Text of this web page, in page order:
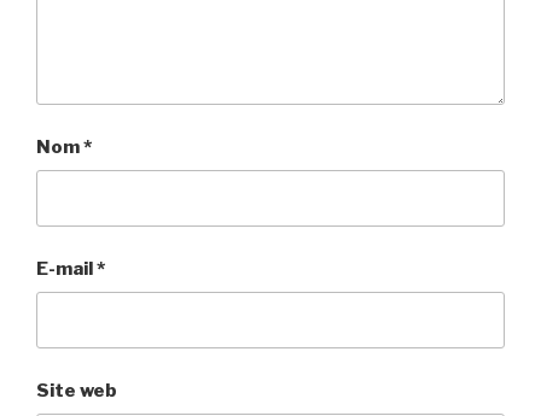
Nom*
E-mail*
Site web